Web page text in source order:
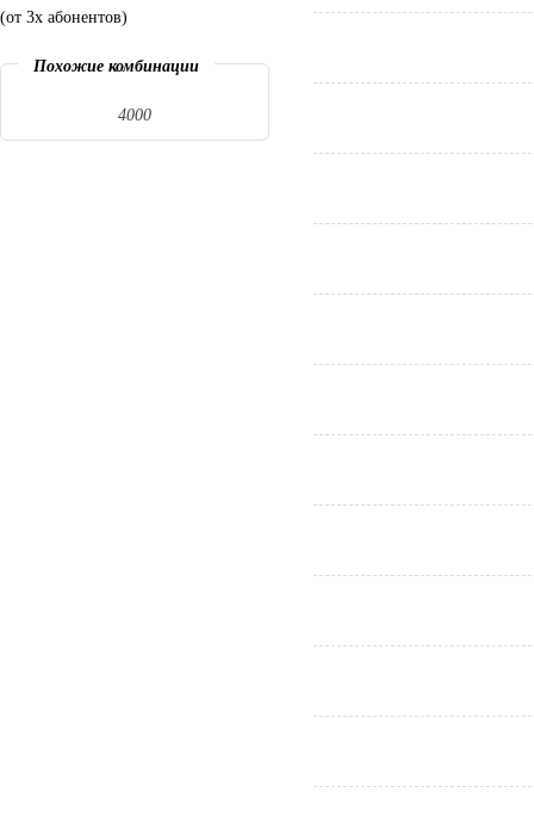
(от 3х абонентов)
Похожие комбинации
4000